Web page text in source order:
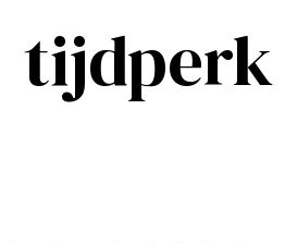
tijdperk